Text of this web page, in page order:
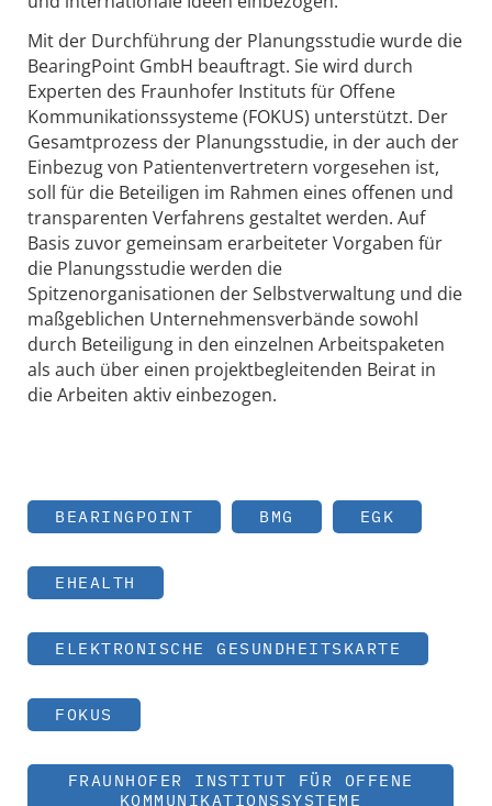
Mit der Durchführung der Planungsstudie wurde die
BearingPoint GmbH beauftragt. Sie wird durch
Experten des Fraunhofer Instituts für Offene
Kommunikationssysteme (FOKUS) unterstützt. Der
Gesamtprozess der Planungsstudie, in der auch der
Einbezug von Patientenvertretern vorgesehen ist,
soll für die Beteiligen im Rahmen eines offenen und
transparenten Verfahrens gestaltet werden. Auf
Basis zuvor gemeinsam erarbeiteter Vorgaben für
die Planungsstudie werden die
Spitzenorganisationen der Selbstverwaltung und die
maßgeblichen Unternehmensverbände sowohl
durch Beteiligung in den einzelnen Arbeitspaketen
als auch über einen projektbegleitenden Beirat in
die Arbeiten aktiv einbezogen.
BEARINGPOINT BMG EGK
EHEALTH
ELEKTRONISCHE GESUNDHEITSKARTE
FOKUS
FRAUNHOFER INSTITUT FÜR OFFENE
KOMMUNIKATIONSSYSTEME